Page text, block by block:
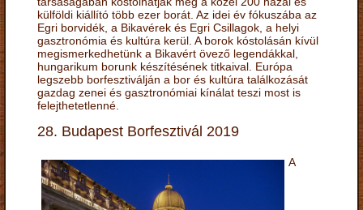
külföldi kiállító több ezer borát. Az idei év fókuszába az
Egri borvidék, a Bikavérek és Egri Csillagok, a helyi
gasztronómia és kultúra kerül. A borok kóstolásán kívül
megismerkedhetünk a Bikavért övező legendákkal,
hungarikum borunk készítésének titkaival. Európa
legszebb borfesztiválján a bor és kultúra találkozását
gazdag zenei és gasztronómiai kínálat teszi most is
felejthetetlenné.
28. Budapest Borfesztivál 2019
A